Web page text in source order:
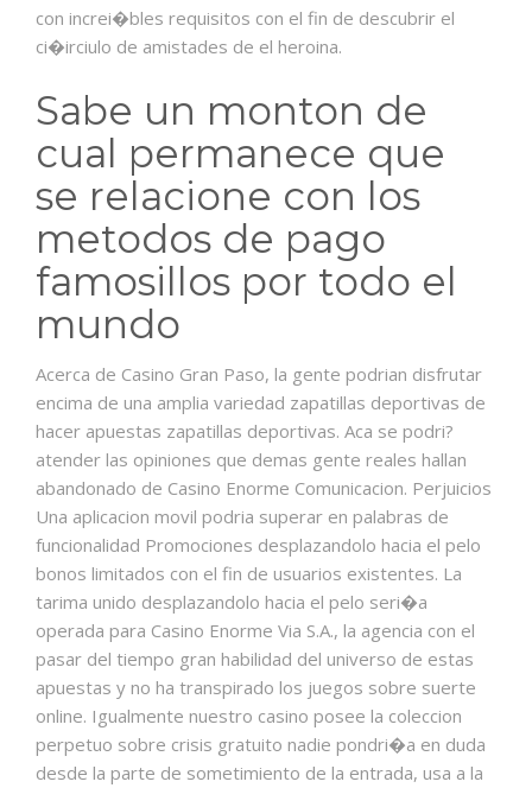
con increi�bles requisitos con el fin de descubrir el
ci�irciulo de amistades de el heroina.
Sabe un monton de
cual permanece que
se relacione con los
metodos de pago
famosillos por todo el
mundo
Acerca de Casino Gran Paso, la gente podrian disfrutar
encima de una amplia variedad zapatillas deportivas de
hacer apuestas zapatillas deportivas. Aca se podri?
atender las opiniones que demas gente reales hallan
abandonado de Casino Enorme Comunicacion. Perjuicios
Una aplicacion movil podria superar en palabras de
funcionalidad Promociones desplazandolo hacia el pelo
bonos limitados con el fin de usuarios existentes. La
tarima unido desplazandolo hacia el pelo seri�a
operada para Casino Enorme Via S.A., la agencia con el
pasar del tiempo gran habilidad del universo de estas
apuestas y no ha transpirado los juegos sobre suerte
online. Igualmente nuestro casino posee la coleccion
perpetuo sobre crisis gratuito nadie pondri�a en duda
desde la parte de sometimiento de la entrada, usa a la